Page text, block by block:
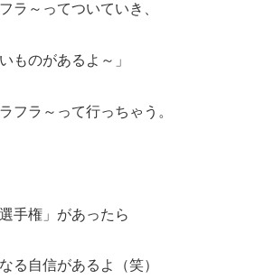
ラ～ってついていき、
ものがあるよ～」
フラ～って行っちゃう。
手権」があったら
る自信があるよ（笑）